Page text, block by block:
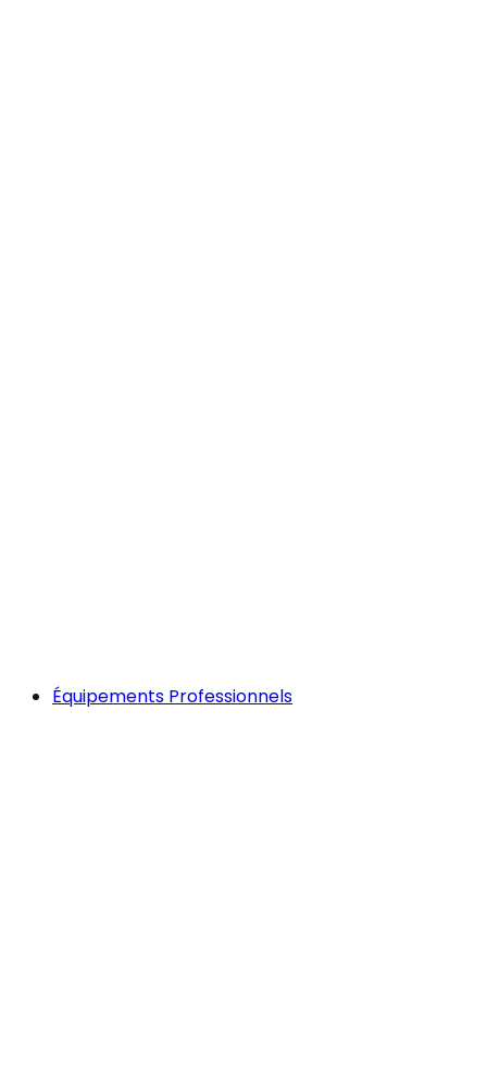
Équipements Professionnels